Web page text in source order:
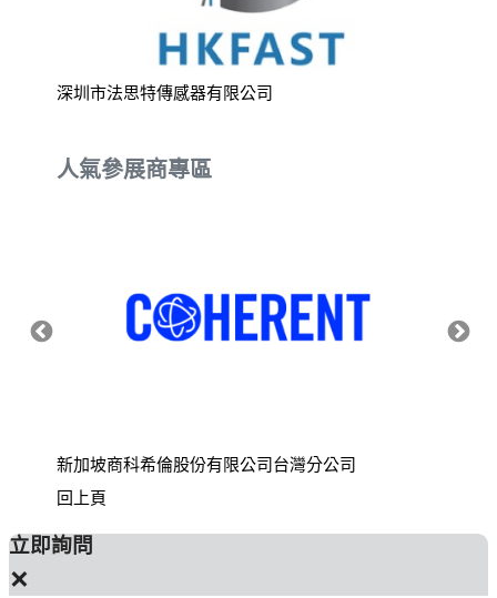
深圳市法思特傳感器有限公司
人氣參展商專區
新加坡商科希倫股份有限公司台灣分公司
回上頁
立即詢問
×